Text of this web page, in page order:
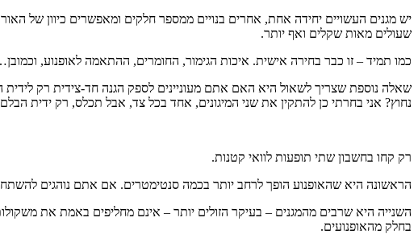
שעולים מאות שקלים ואף יותר.
כמו תמיד – זו כבר בחירה אישית. איכות הגימור, החומרים, ההתאמה לאופנוע,
שאלה נוספת שצריך לשאול היא האם אתם מעוניינים לספק הגנה חד-צידית רק
נחוץ? אני בחרתי כן להתקין את שני המיגונים, אחד בכל צד, אבל תכלס, רק ידית
רק קחו בחשבון שתי תופעות לוואי קטנות.
הראשונה היא שהאופנוע הופך לרחב יותר בכמה סנטימטרים. אם אתם נוהגים להשתחל
השנייה היא שרבים מהמגנים – בעיקר הזולים יותר – אינם מחליפים באמת את
בחלק מהאופנועים.